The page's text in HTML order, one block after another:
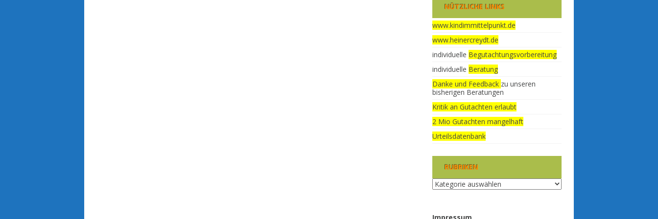
NÜTZLICHE LINKS
www.kindimmittelpunkt.de
www.heinercreydt.de
individuelle Begutachtungsvorbereitung
individuelle Beratung
Danke und Feedback zu unseren
bisherigen Beratungen
Kritik an Gutachten erlaubt
2 Mio Gutachten mangelhaft
Urteilsdatenbank
RUBRIKEN
Rubriken